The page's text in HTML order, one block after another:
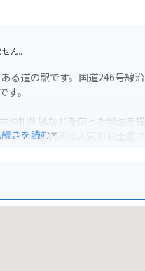
ん。
る道の駅です。国道246号線
。
相州豚などを使った料理を
うや足柄茶は人気のお土産で
続きを読む